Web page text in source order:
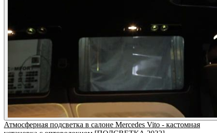
Атмосферная подсветка в салоне Mercedes Vito - кастомная